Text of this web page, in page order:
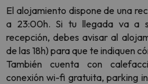
El alojamiento dispone de una
a 23:00h. Si tu llegada va a
recepción, debes avisar al
de las 18h) para que te indiquen
También cuenta con
conexión wi-fi gratuita, parking